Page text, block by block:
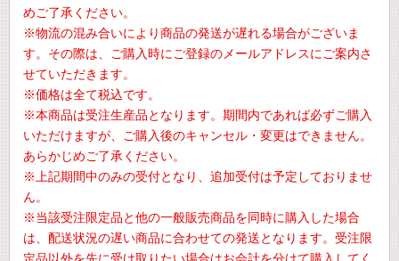
めご了承ください。
※物流の混み合いにより商品の発送が遅れる場合がございま
す。その際は、ご購入時にご登録のメールアドレスにご案内さ
せていただきます。
※価格は全て税込です。
※本商品は受注生産品となります。期間内であれば必ずご購入
いただけますが、ご購入後のキャンセル・変更はできません。
あらかじめご了承ください。
※上記期間中のみの受付となり、追加受付は予定しておりませ
ん。
※当該受注限定品と他の一般販売商品を同時に購入した場合
は、配送状況の遅い商品に合わせての発送となります。受注限